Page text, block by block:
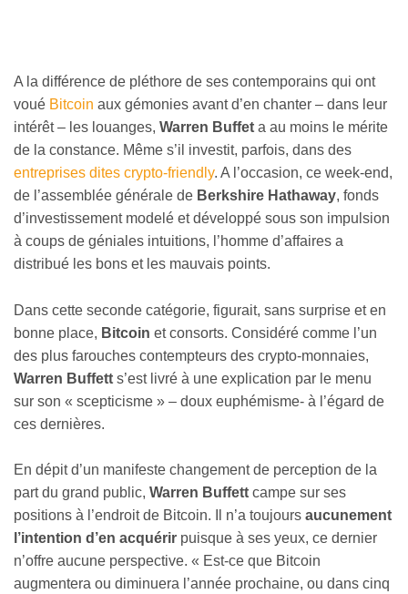
A la différence de pléthore de ses contemporains qui ont
voué Bitcoin aux gémonies avant d’en chanter – dans leur
intérêt – les louanges, Warren Buffet a au moins le mérite
de la constance. Même s’il investit, parfois, dans des
entreprises dites crypto-friendly. A l’occasion, ce week-end,
de l’assemblée générale de Berkshire Hathaway, fonds
d’investissement modelé et développé sous son impulsion
à coups de géniales intuitions, l’homme d’affaires a
distribué les bons et les mauvais points.
Dans cette seconde catégorie, figurait, sans surprise et en
bonne place, Bitcoin et consorts. Considéré comme l’un
des plus farouches contempteurs des crypto-monnaies,
Warren Buffett s’est livré à une explication par le menu
sur son « scepticisme » – doux euphémisme- à l’égard de
ces dernières.
En dépit d’un manifeste changement de perception de la
part du grand public, Warren Buffett campe sur ses
positions à l’endroit de Bitcoin. Il n’a toujours aucunement
l’intention d’en acquérir puisque à ses yeux, ce dernier
n’offre aucune perspective. « Est-ce que Bitcoin
augmentera ou diminuera l’année prochaine, ou dans cinq